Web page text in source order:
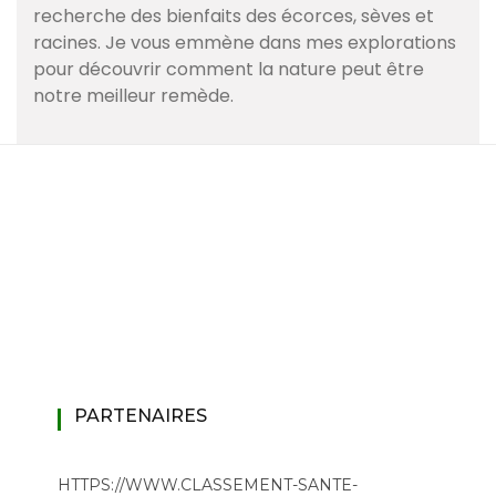
recherche des bienfaits des écorces, sèves et
racines. Je vous emmène dans mes explorations
pour découvrir comment la nature peut être
notre meilleur remède.
PARTENAIRES
HTTPS://WWW.CLASSEMENT-SANTE-